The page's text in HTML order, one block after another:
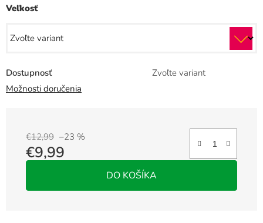
Veľkosť
Dostupnosť
Zvoľte variant
Možnosti doručenia
€12,99 –23 %
€9,99
DO KOŠÍKA